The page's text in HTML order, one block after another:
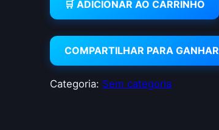
🛒 ADICIONAR AO CARRINHO
COMPARTILHAR PARA GANHAR
Categoria: Sem categoria